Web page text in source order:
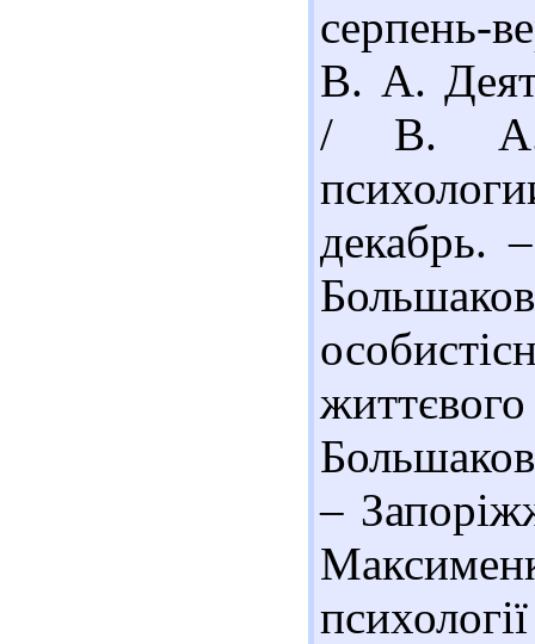
серпень-
В. А.
/ В. А.
декабрь.
–